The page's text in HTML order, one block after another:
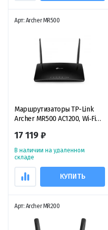
Арт: Archer MR500
Маршрутизаторы TP-Link
Archer MR500 AC1200, Wi‑Fi
поддержкой 4G+ Cat6
17 119 ₽
В наличии на удаленном
складе
КУПИТЬ
Арт: Archer MR200